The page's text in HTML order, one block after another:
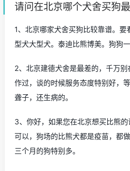
请问在北京哪个犬舍买狗
1、北京哪家犬舍买狗比较靠谱。
型犬大型犬。泰迪比熊博美。狗狗一
2、北京建德犬舍是最差的，千万
作过，谈的时候服务态度特别好，
聋子，还生病的。
3、你好，如果您在北京想买比熊
可以，狗场的比熊犬都是疫苗，都
三个月的狗特别多。